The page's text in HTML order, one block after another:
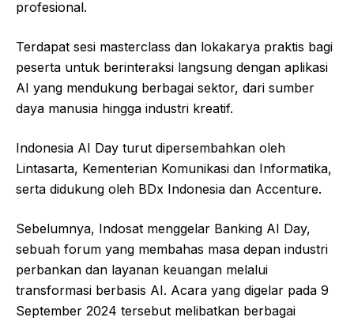
profesional.
Terdapat sesi masterclass dan lokakarya praktis bagi
peserta untuk berinteraksi langsung dengan aplikasi
AI yang mendukung berbagai sektor, dari sumber
daya manusia hingga industri kreatif.
Indonesia AI Day turut dipersembahkan oleh
Lintasarta, Kementerian Komunikasi dan Informatika,
serta didukung oleh BDx Indonesia dan Accenture.
Sebelumnya, Indosat menggelar Banking AI Day,
sebuah forum yang membahas masa depan industri
perbankan dan layanan keuangan melalui
transformasi berbasis AI. Acara yang digelar pada 9
September 2024 tersebut melibatkan berbagai